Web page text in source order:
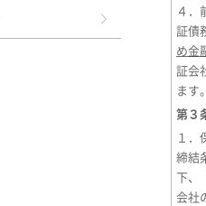
４．
証債
め金
証会
ます。
第３
１．
締結
下、
会社